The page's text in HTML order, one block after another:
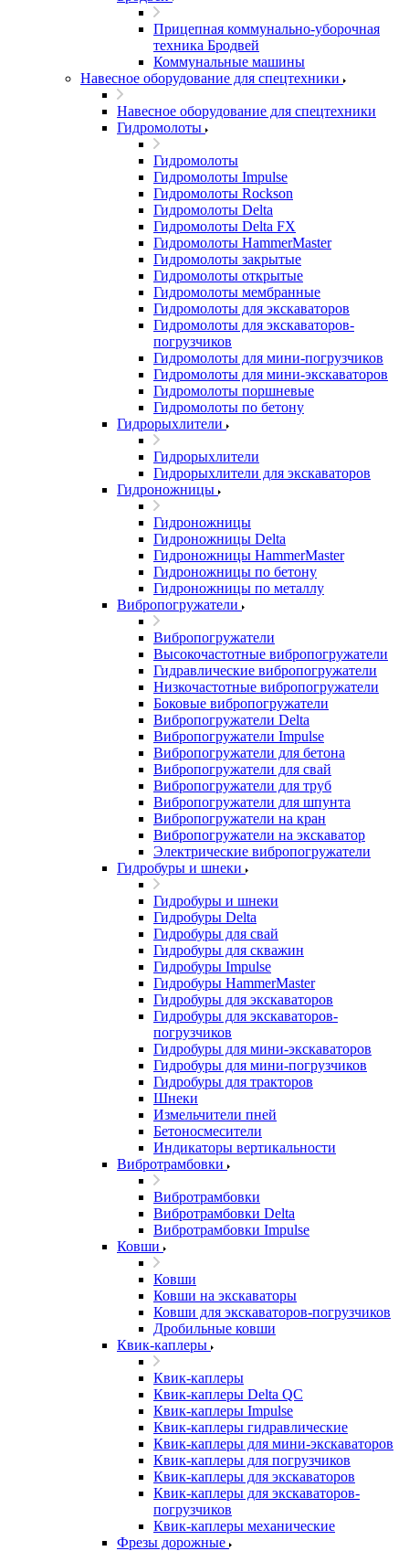
Прицепная коммунально-уборочная
техника Бродвей
Коммунальные машины
Навесное оборудование для спецтехники
Навесное оборудование для спецтехники
Гидромолоты
Гидромолоты
Гидромолоты Impulse
Гидромолоты Rockson
Гидромолоты Delta
Гидромолоты Delta FX
Гидромолоты HammerMaster
Гидромолоты закрытые
Гидромолоты открытые
Гидромолоты мембранные
Гидромолоты для экскаваторов
Гидромолоты для экскаваторов-
погрузчиков
Гидромолоты для мини-погрузчиков
Гидромолоты для мини-экскаваторов
Гидромолоты поршневые
Гидромолоты по бетону
Гидрорыхлители
Гидрорыхлители
Гидрорыхлители для экскаваторов
Гидроножницы
Гидроножницы
Гидроножницы Delta
Гидроножницы HammerMaster
Гидроножницы по бетону
Гидроножницы по металлу
Вибропогружатели
Вибропогружатели
Высокочастотные вибропогружатели
Гидравлические вибропогружатели
Низкочастотные вибропогружатели
Боковые вибропогружатели
Вибропогружатели Delta
Вибропогружатели Impulse
Вибропогружатели для бетона
Вибропогружатели для свай
Вибропогружатели для труб
Вибропогружатели для шпунта
Вибропогружатели на кран
Вибропогружатели на экскаватор
Электрические вибропогружатели
Гидробуры и шнеки
Гидробуры и шнеки
Гидробуры Delta
Гидробуры для свай
Гидробуры для скважин
Гидробуры Impulse
Гидробуры HammerMaster
Гидробуры для экскаваторов
Гидробуры для экскаваторов-
погрузчиков
Гидробуры для мини-экскаваторов
Гидробуры для мини-погрузчиков
Гидробуры для тракторов
Шнеки
Измельчители пней
Бетоносмесители
Индикаторы вертикальности
Вибротрамбовки
Вибротрамбовки
Вибротрамбовки Delta
Вибротрамбовки Impulse
Ковши
Ковши
Ковши на экскаваторы
Ковши для экскаваторов-погрузчиков
Дробильные ковши
Квик-каплеры
Квик-каплеры
Квик-каплеры Delta QC
Квик-каплеры Impulse
Квик-каплеры гидравлические
Квик-каплеры для мини-экскаваторов
Квик-каплеры для погрузчиков
Квик-каплеры для экскаваторов
Квик-каплеры для экскаваторов-
погрузчиков
Квик-каплеры механические
Фрезы дорожные